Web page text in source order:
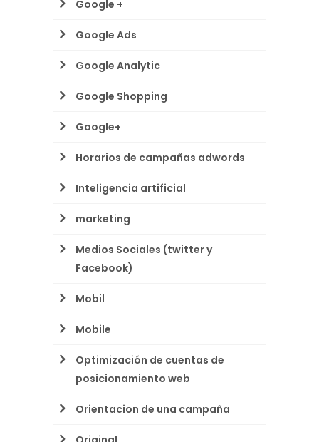
Google +
Google Ads
Google Analytic
Google Shopping
Google+
Horarios de campañas adwords
Inteligencia artificial
marketing
Medios Sociales (twitter y
Facebook)
Mobil
Mobile
Optimización de cuentas de
posicionamiento web
Orientacion de una campaña